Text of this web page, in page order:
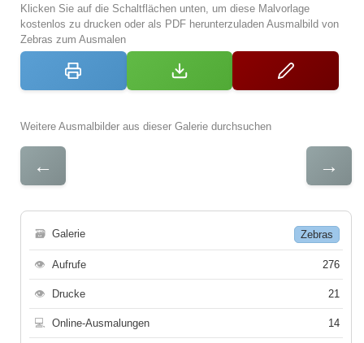
Klicken Sie auf die Schaltflächen unten, um diese Malvorlage
kostenlos zu drucken oder als PDF herunterzuladen Ausmalbild von
Zebras zum Ausmalen
Weitere Ausmalbilder aus dieser Galerie durchsuchen
← →
🗃 Galerie Zebras
👁 Aufrufe 276
👁 Drucke 21
💻 Online-Ausmalungen 14